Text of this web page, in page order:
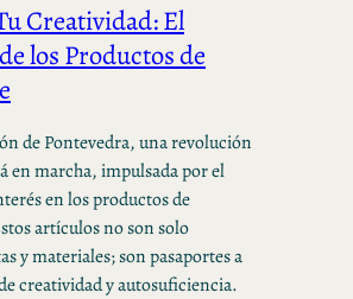
Creatividad: El
los Productos de
de Pontevedra, una revolución
en marcha, impulsada por el
en los productos de
artículos no son solo
y materiales; son pasaportes a
creatividad y autosuficiencia.